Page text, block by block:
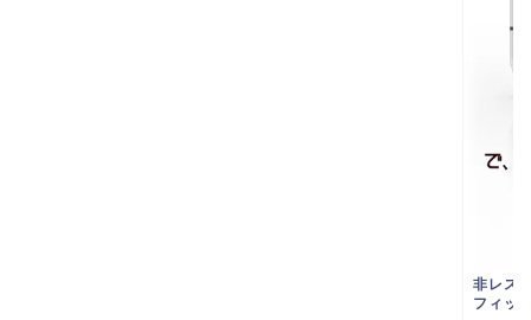
非レス
フィッ